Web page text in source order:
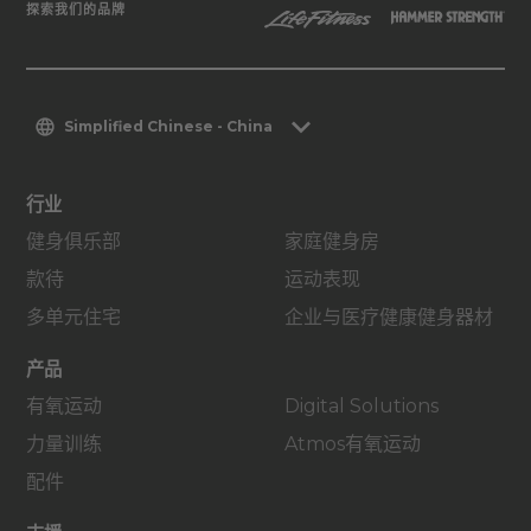
探索我们的品牌
Simplified Chinese - China
行业
健身俱乐部
款待
多单元住宅
家庭健身房
运动表现
企业与医疗健康健身器材
产品
有氧运动
力量训练
配件
Digital Solutions
Atmos有氧运动